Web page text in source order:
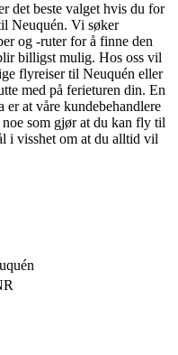
det beste valget hvis du for
Neuquén. Vi søker
og -ruter for å finne den
billigst mulig. Hos oss vil
flyreiser til Neuquén eller
med på ferieturen din. En
er at våre kundebehandlere
som gjør at du kan fly til
i visshet om at du alltid vil